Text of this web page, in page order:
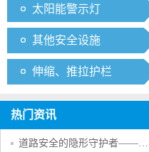
太阳能警示灯
其他安全设施
伸缩、推拉护栏
热门资讯
道路安全的隐形守护者——防撞桶的多重防护作用